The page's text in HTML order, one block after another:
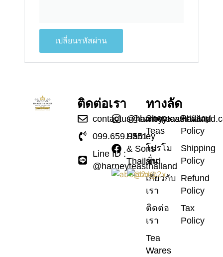
เปลี่ยนรหัสผ่าน
ทางลัด
Shop
Teas
โปรโม
ชั่น
เกี่ยวกับ
เรา
ติดต่อ
เรา
Tea
Wares
Privacy
Policy
Shipping
Policy
Refund
Policy
Tax
Policy
ติดต่อเรา
099.659.9551
Line ID :
@harneyteasthailand
@harneyteasthailand
Harney
& Sons
Thailand